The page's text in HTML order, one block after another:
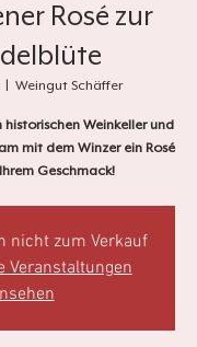
Rosé zur
Weingut Schäffer
historischen Weinkeller und
mit dem Winzer ein Rosé
Geschmack!
nicht zum Verkauf
Veranstaltungen